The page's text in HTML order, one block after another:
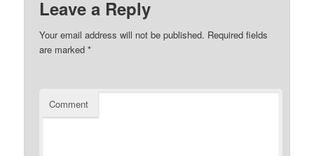
Leave a Reply
Your email address will not be published. Required fields
are marked*
Comment